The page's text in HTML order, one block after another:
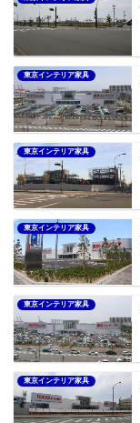
東京インテリア家具
東京インテリア家具
東京インテリア家具
東京インテリア家具
東京インテリア家具